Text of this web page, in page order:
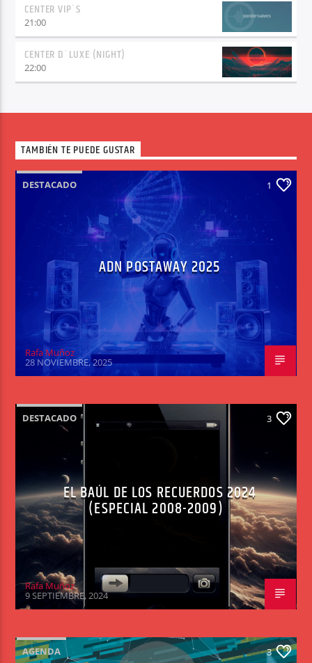
CENTER VIP´S
21:00
CENTER D´LUXE (NIGHT)
22:00
TAMBIÉN TE PUEDE GUSTAR
DESTACADO 1
ADN POSTAWAY 2025
Rafa Muñoz
28 NOVIEMBRE, 2025
DESTACADO 3
EL BAÚL DE LOS RECUERDOS 2024
(ESPECIAL 2008-2009)
Rafa Muñoz
9 SEPTIEMBRE, 2024
AGENDA 3